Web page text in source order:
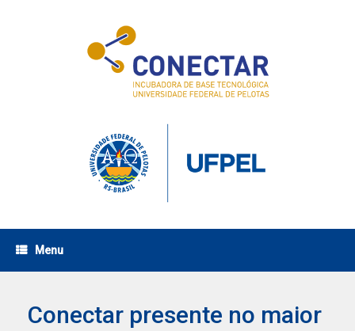
Menu
Conectar presente no maior